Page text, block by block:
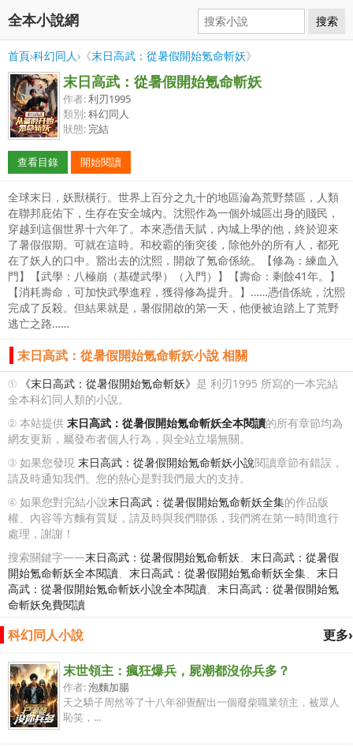
全本小說網 搜索
首頁›科幻同人›《末日高武：從暑假開始氪命斬妖》
末日高武：從暑假開始氪命斬妖
作者:利刃1995
類別:科幻同人
狀態: 完結
查看目錄 開始閱讀
全球末日，妖獸橫行。世界上百分之九十的地區淪為荒野禁區，人類
在聯邦庇佑下，生存在安全城內。沈熙作為一個外城區出身的賤民，
穿越到這個世界十六年了。本來憑借天賦，內城上學的他，終於迎來
了暑假假期。可就在這時。和校霸的衝突後，除他外的所有人，都死
在了妖人的口中。豁出去的沈熙，開啟了氪命係統。【修為：練血入
門】【武學：八極崩（基礎武學）（入門）】【壽命：剩餘41年。】
【消耗壽命，可加快武學進程，獲得修為提升。】……憑借係統，沈熙
完成了反殺。但結果就是，暑假開啟的第一天，他便被迫踏上了荒野
逃亡之路……
末日高武：從暑假開始氪命斬妖小說 相關
① 《末日高武：從暑假開始氪命斬妖》 是 利刃1995 所寫的一本完結
全本科幻同人類的小說。
② 本站提供 末日高武：從暑假開始氪命斬妖全本閱讀的所有章節均為
網友更新，屬發布者個人行為，與全站立場無關。
③ 如果您發現 末日高武：從暑假開始氪命斬妖小說閱讀章節有錯誤，
請及時通知我們。您的熱心是對我們最大的支持。
④ 如果您對完結小說末日高武：從暑假開始氪命斬妖全集的作品版
權、內容等方麵有質疑，請及時與我們聯係，我們將在第一時間進行
處理，謝謝！
搜索關鍵字——末日高武：從暑假開始氪命斬妖、 末日高武：從暑假
開始氪命斬妖全本閱讀、 末日高武：從暑假開始氪命斬妖全集、 末日
高武：從暑假開始氪命斬妖小說全本閱讀、 末日高武：從暑假開始氪
命斬妖免費閱讀
更多›
科幻同人小說
末世領主：瘋狂爆兵，屍潮都沒你兵多？
作者:泡麵加腸
天之驕子周然等了十八年卻覺醒出一個廢柴職業領主，被眾人
恥笑，...